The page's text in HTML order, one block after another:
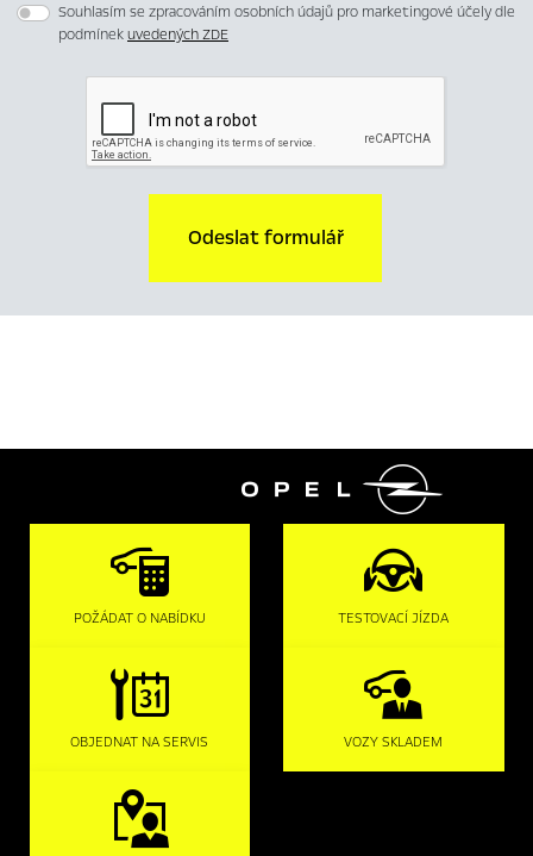
Souhlasím se zpracováním osobních údajů pro marketingové účely dle
podmínekuvedených ZDE
Odeslat formulář

POŽÁDAT O NABÍDKU TESTOVACÍ JÍZDA
OBJEDNAT NA SERVIS VOZY SKLADEM